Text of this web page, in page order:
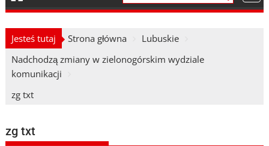
Jesteś tutaj Strona główna
Lubuskie
Nadchodzą zmiany w zielonogórskim wydziale
komunikacji
zg txt
zg txt